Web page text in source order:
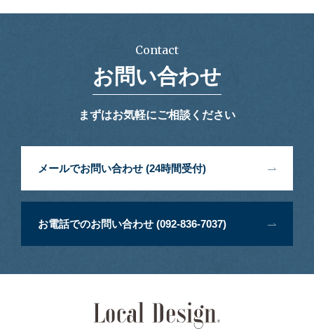
Contact
お問い合わせ
まずはお気軽にご相談ください
メールでお問い合わせ (24時間受付)
お電話でのお問い合わせ (092-836-7037)